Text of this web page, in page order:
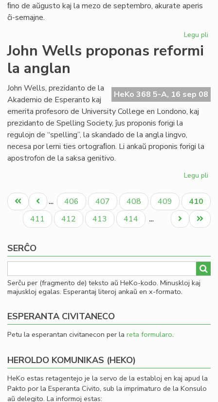
ﬁno de aŭgusto kaj la mezo de septembro, akurate aperis
ĉi-semajne.
Legu pli
John Wells proponas reformi
la anglan
HeKo 368 5-A, 16 sep 08
John Wells, prezidanto de la
Akademio de Esperanto kaj
emerita profesoro de University College en Londono, kaj
prezidanto de Spelling Society, ĵus proponis forigi la
regulojn de “spelling”, la skandado de la angla lingvo,
necesa por lerni ties ortograﬁon. Li ankaŭ proponis forigi la
apostrofon de la saksa genitivo.
Legu pli
la
Pagination
Unua
paĝo
Antaŭa
paĝo
… Paĝo
406 Paĝo
407 Paĝo
408 Paĝo
409
Aktuala
paĝo
410
Paĝo
411 Paĝo
412 Paĝo
413 Paĝo
414 …
Last
page
Next
page
SERĈO
Serĉu per (fragmento de) teksto aŭ HeKo-kodo. Minuskloj kaj
majuskloj egalas. Esperantaj literoj ankaŭ en x-formato.
ESPERANTA CIVITANECO
Petu la esperantan civitanecon per la reta formularo.
HEROLDO KOMUNIKAS (HEKO)
HeKo estas retagentejo je la servo de la establoj en kaj apud la
Pakto por la Esperanta Civito, sub la imprimaturo de la Konsulo
aŭ delegito. La informoj estas: